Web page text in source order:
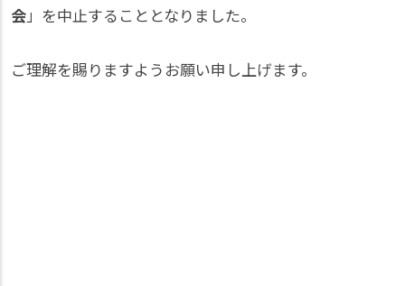
会」を中止することとなりました。
ご理解を賜りますようお願い申し上げます。